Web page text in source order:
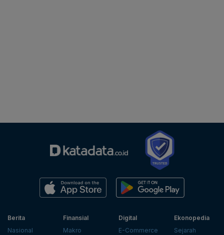
Berita
Nasional
Finansial
Makro
Digital
E-Commerce
Ekonopedia
Sejarah